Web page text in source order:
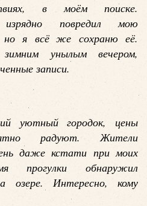
в моём поиске.
повредил мою
но я всё же сохраню её.
унылым вечером,
записи.
уютный городок, цены
радуют. Жители
даже кстати при моих
прогулки обнаружил
озере. Интересно, кому